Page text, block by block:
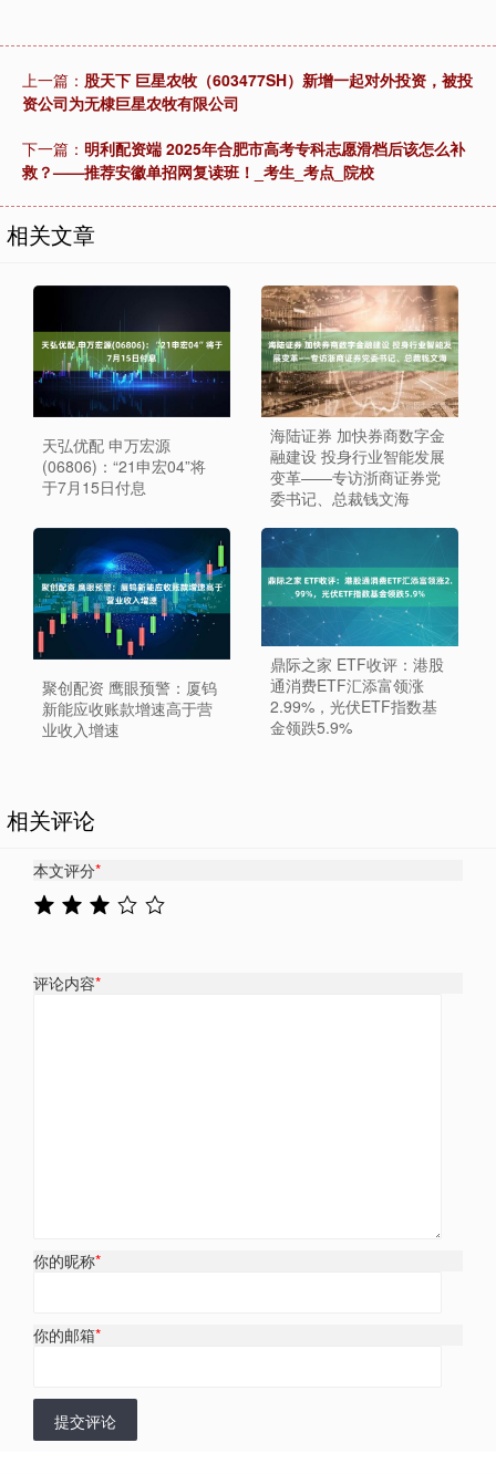
上一篇： 股天下 巨星农牧（603477SH）新增一起对外投资，被投
资公司为无棣巨星农牧有限公司
下一篇： 明利配资端 2025年合肥市高考专科志愿滑档后该怎么补
救？——推荐安徽单招网复读班！_考生_考点_院校
相关文章
天弘优配 申万宏源
(06806)：“21申宏04”将
于7月15日付息
海陆证券 加快券商数字金
融建设 投身行业智能发展
变革——专访浙商证券党
委书记、总裁钱文海
聚创配资 鹰眼预警：厦钨
新能应收账款增速高于营
业收入增速
鼎际之家 ETF收评：港股
通消费ETF汇添富领涨
2.99%，光伏ETF指数基
金领跌5.9%
相关评论
本文评分*
评论内容*
你的昵称*
你的邮箱*
提交评论